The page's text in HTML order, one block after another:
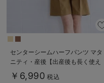
センターシームハーフパンツ マタ
ニティ・産後【出産後も長く使え
る】
￥6,990 税込